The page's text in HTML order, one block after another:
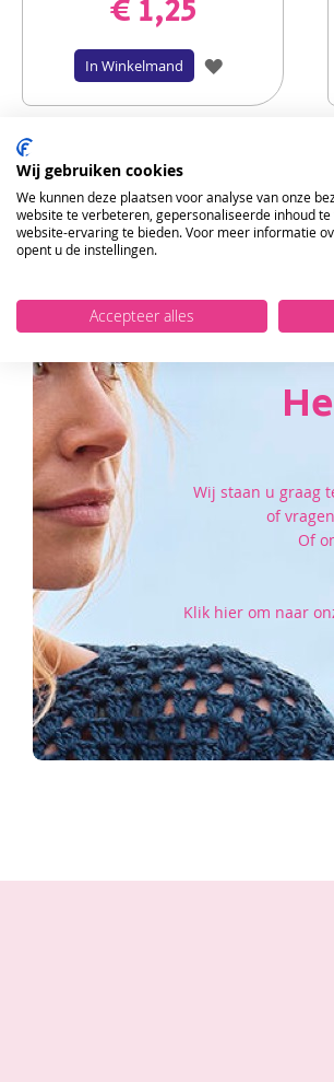
€ 1,25
In Winkelmand
VOEG
TOE
Wij staan u graag
of
Of
Klik hier om naar
Wij gebruiken cookies
We kunnen deze plaatsen voor analyse van onze
website te verbeteren, gepersonaliseerde inhoud
website-ervaring te bieden. Voor meer informatie
opent u de instellingen.
Accepteer alles